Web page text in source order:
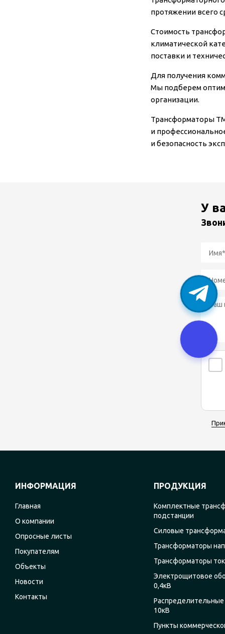
протяжении всего
Стоимость
климатической
поставки и
Для получения
Мы подберем
организации.
Трансформаторы
и
и безопасность
У
ИНФОРМАЦИЯ
Главная
О компании
Опросные листы
Покупателям
Объекты
Новости
Контакты
ПРОДУКЦИЯ
Комплектные
подстанции
Силовые
Трансформаторы
Трансформаторы
Электрощитовое
0,4кВ
Распределительные
10кВ
Пункты